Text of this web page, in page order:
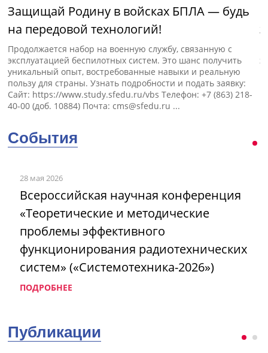
Защищай Родину в войсках БПЛА — будь
на передовой технологий!
Продолжается набор на военную службу, связанную с
эксплуатацией беспилотных систем. Это шанс получить
уникальный опыт, востребованные навыки и реальную
пользу для страны. Узнать подробности и подать заявку:
Сайт: https://www.study.sfedu.ru/vbs Телефон: +7 (863) 218-
40-00 (доб. 10884) Почта:cms@sfedu.ru ...
События
28 мая 2026
Всероссийская научная конференция
«Теоретические и методические
проблемы эффективного
функционирования радиотехнических
систем» («Системотехника-2026»)
ПОДРОБНЕЕ
Публикации